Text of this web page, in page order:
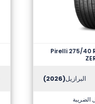
Pirelli 275/40
البرازيل(2026)